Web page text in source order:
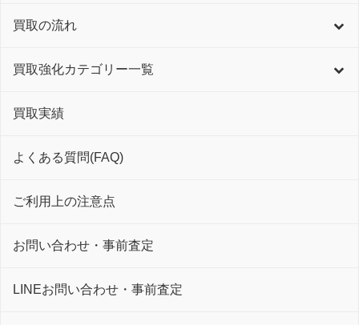
買取の流れ
買取強化カテゴリー一覧
買取実績
よくある質問(FAQ)
ご利用上の注意点
お問い合わせ・事前査定
LINEお問い合わせ・事前査定